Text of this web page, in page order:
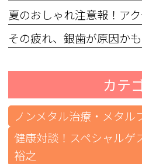
その疲れ、銀歯が原因か
カテ
ノンメタル治療・メタル
健康対談！スペシャル
裕之